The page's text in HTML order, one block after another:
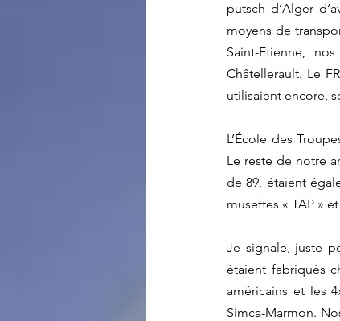
putsch d’Alger
moyens de
Saint-Etienne,
Châtellerault. Le
utilisaient encore,
L’École des
Le reste de notre
de 89, étaient
musettes « TAP »
Je signale, juste
étaient fabriqués
américains et les
Simca-Marmon.